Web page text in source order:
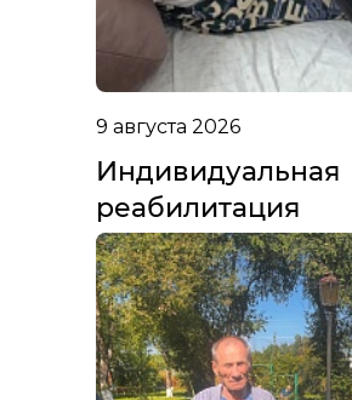
9 августа 2026
Индивидуальная
реабилитация